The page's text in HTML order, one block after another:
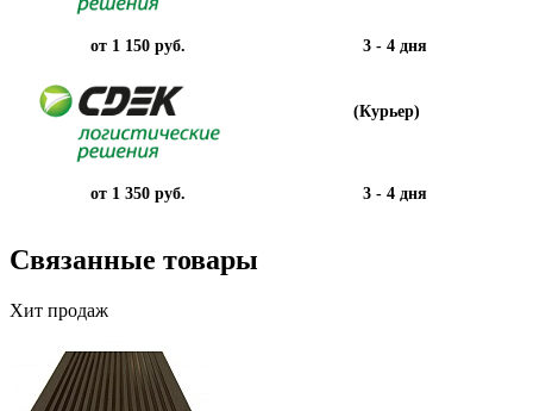
от 1 150 руб. 3 - 4 дня
(Курьер)
от 1 350 руб. 3 - 4 дня
Связанные товары
Хит продаж